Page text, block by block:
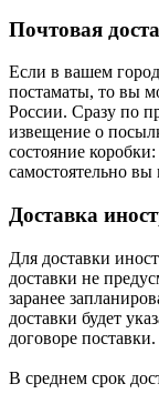
Почтовая
Если в вашем
постаматы, то вы
России. Сразу по
извещение о
состояние
самостоятельно вы
Доставка
Для доставки
доставки не
заранее
доставки будет
договоре поставки.
В среднем срок